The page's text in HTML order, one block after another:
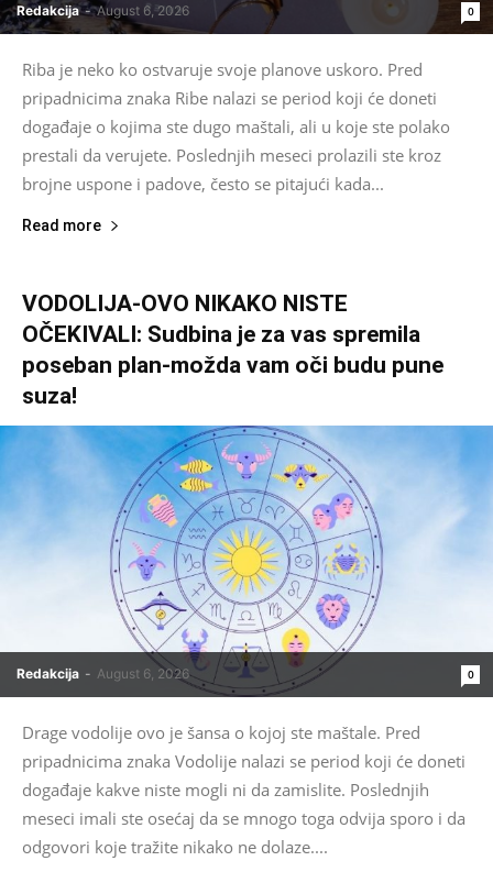
Redakcija - August 6, 2026 0
Riba je neko ko ostvaruje svoje planove uskoro. Pred
pripadnicima znaka Ribe nalazi se period koji će doneti
događaje o kojima ste dugo maštali, ali u koje ste polako
prestali da verujete. Poslednjih meseci prolazili ste kroz
brojne uspone i padove, često se pitajući kada...
Read more
VODOLIJA-OVO NIKAKO NISTE
OČEKIVALI: Sudbina je za vas spremila
poseban plan-možda vam oči budu pune
suza!
Redakcija - August 6, 2026 0
Drage vodolije ovo je šansa o kojoj ste maštale. Pred
pripadnicima znaka Vodolije nalazi se period koji će doneti
događaje kakve niste mogli ni da zamislite. Poslednjih
meseci imali ste osećaj da se mnogo toga odvija sporo i da
odgovori koje tražite nikako ne dolaze....